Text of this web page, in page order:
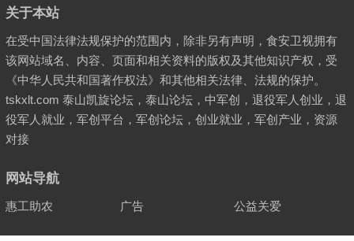
关于本站
在受中国法律法规保护的范围内，除非另有声明，食安卫视拥有
该网站域名、内容、页面和相关资料的版权及其他知识产权，受
《中华人民共和国著作权法》和其他相关法律、法规的保护。
tskxlt.com 泰山凯旋论坛，泰山论坛，中军创，退役军人创业，退
役军人就业，军创平台，军创论坛，创业就业，军创产业，资源
对接
网站导航
惠工助农 广告 公益关爱